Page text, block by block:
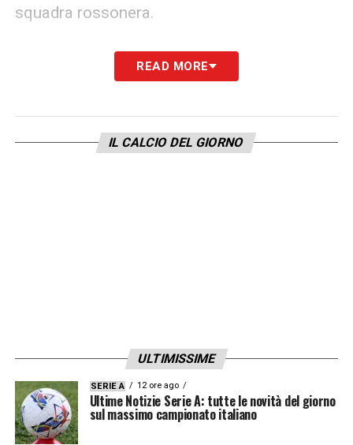
squadra rossonera.
In vista della sfida contro la Fiorentina, il
tecnico del Milan può sorridere per quanto
lavoro personalizzato, oggi è è tornato a
READ MORE
IL CALCIO DEL GIORNO
ULTIMISSIME
SERIE A 12 ore ago
Ultime Notizie Serie A: tutte le novità del giorno
sul massimo campionato italiano